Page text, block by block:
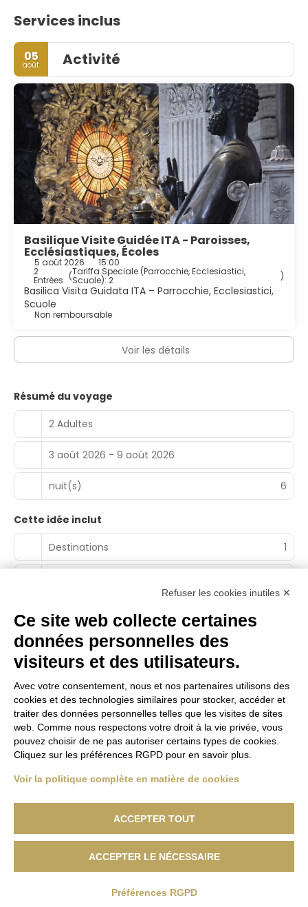
Personnaliser
Services inclus
05
août Activité
Basilique Visite Guidée ITA - Paroisses,
Ecclésiastiques, Écoles
5 août 2026 15:00
2
Entrées (Tariffa Speciale (Parrocchie, Ecclesiastici,
Scuole): 2 )
Basilica Visita Guidata ITA – Parrocchie, Ecclesiastici,
Scuole
Non remboursable
Voir les détails
Résumé du voyage
2 Adultes
3 août 2026 - 9 août 2026
nuit(s) 6
Cette idée inclut
Destinations
1
Basilica di San Pietro operated by HIVE s.r.l. Via E. Conti, n. 7
42020 San Polo D’Enza (RE) P. IVA 02893710356
Capitale sociale: Euro 1.000.000,00 i.v. Licenza n. 32657 del
@ Copyright 2026
|Code d'éthique
Refuser les cookies inutiles ✕
Ce site web collecte certaines
données personnelles des
visiteurs et des utilisateurs.
Avec votre consentement, nous et nos partenaires utilisons des
cookies et des technologies similaires pour stocker, accéder et
traiter des données personnelles telles que les visites de sites
web. Comme nous respectons votre droit à la vie privée, vous
pouvez choisir de ne pas autoriser certains types de cookies.
Cliquez sur les préférences RGPD pour en savoir plus.
Voir la politique complète en matière de cookies
ACCEPTER TOUT
ACCEPTER LE NÉCESSAIRE
Préférences RGPD